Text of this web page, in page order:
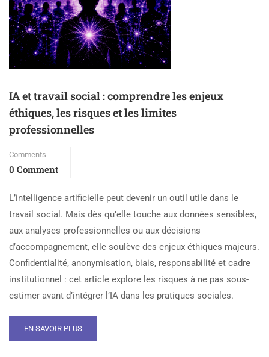
IA et travail social : comprendre les enjeux
éthiques, les risques et les limites
professionnelles
Comments
0 Comment
L’intelligence artificielle peut devenir un outil utile dans le
travail social. Mais dès qu’elle touche aux données sensibles,
aux analyses professionnelles ou aux décisions
d’accompagnement, elle soulève des enjeux éthiques majeurs.
Confidentialité, anonymisation, biais, responsabilité et cadre
institutionnel : cet article explore les risques à ne pas sous-
estimer avant d’intégrer l’IA dans les pratiques sociales.
EN SAVOIR PLUS